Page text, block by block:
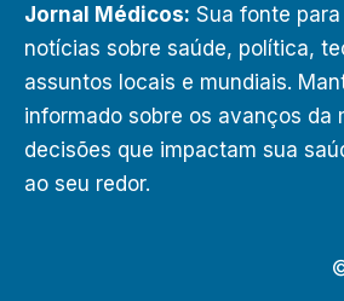
Jornal Médicos: Sua fonte
notícias sobre saúde, política,
assuntos locais e mundiais.
informado sobre os avanços da
decisões que impactam sua
ao seu redor.